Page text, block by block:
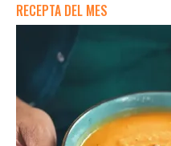
RECEPTA DEL MES